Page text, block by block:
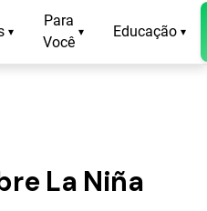
▾
Para
Você
▾ Educação ▾
La Niña